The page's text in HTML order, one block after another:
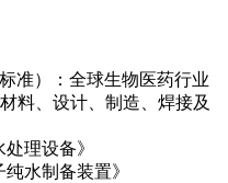
准）：全球生物医药行业
料、设计、制造、焊接及
理设备》
水制备装置》